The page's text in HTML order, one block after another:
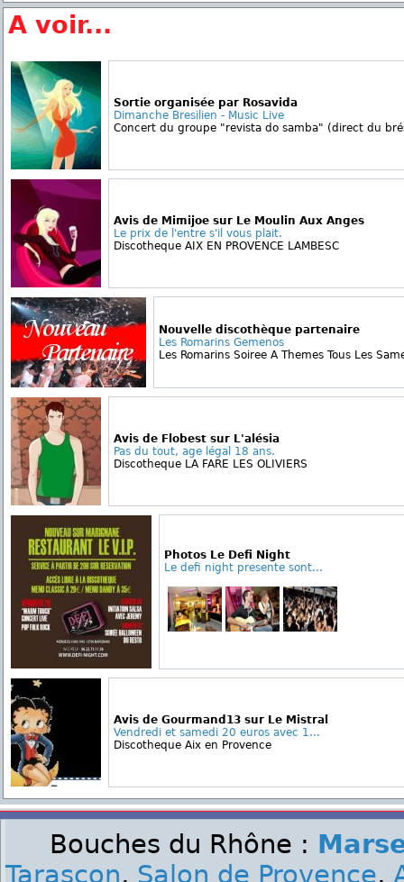
A voir...
Sortie organisée par Rosavida
Dimanche Bresilien - Music Live
Concert du groupe "revista do samba" (direct du
Avis de Mimijoe sur Le Moulin Aux Anges
Le prix de l'entre s'il vous plait.
Discotheque AIX EN PROVENCE LAMBESC
Nouvelle discothèque partenaire
Les Romarins Gemenos
Les Romarins Soiree A Themes Tous Les
Avis de Flobest sur L'alésia
Pas du tout, age légal 18 ans.
Discotheque LA FARE LES OLIVIERS
Photos Le Defi Night
Le defi night presente sont...
Avis de Gourmand13 sur Le Mistral
Vendredi et samedi 20 euros avec 1...
Discotheque Aix en Provence
Bouches du Rhône :
Tarascon, Salon de Provence,